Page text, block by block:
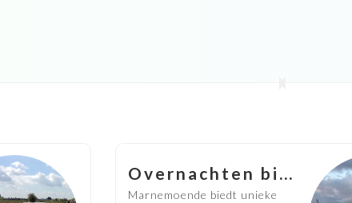
Overnachten bij Marnemoende
Marnemoende biedt unieke